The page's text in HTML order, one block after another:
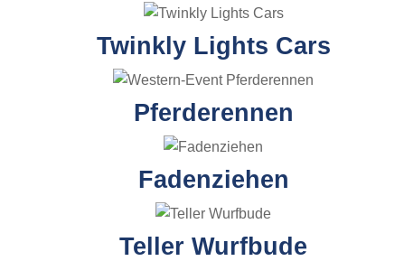
Twinkly Lights Cars
Pferderennen
Fadenziehen
Teller Wurfbude